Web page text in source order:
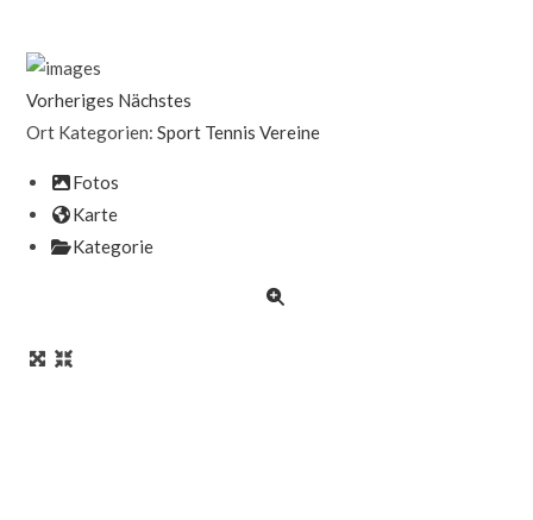
Vorheriges Nächstes
Ort Kategorien:Sport Tennis Vereine
Fotos
Karte
Kategorie